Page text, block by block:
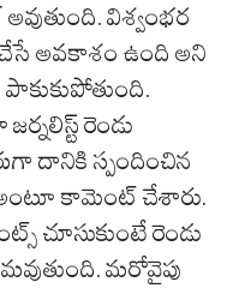
విశ్వంభర
అవకాశం ఉంది అని
రెండు
దానికి స్పందించిన
అంటూ కామెంట్ చేశారు.
చూసుకుంటే రెండు
మరోవైపు